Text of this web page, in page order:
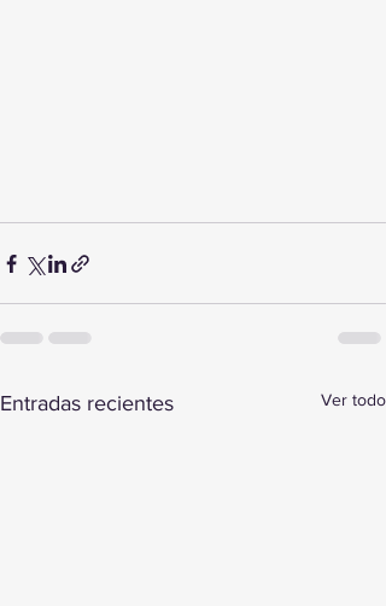
Entradas recientes Ver todo